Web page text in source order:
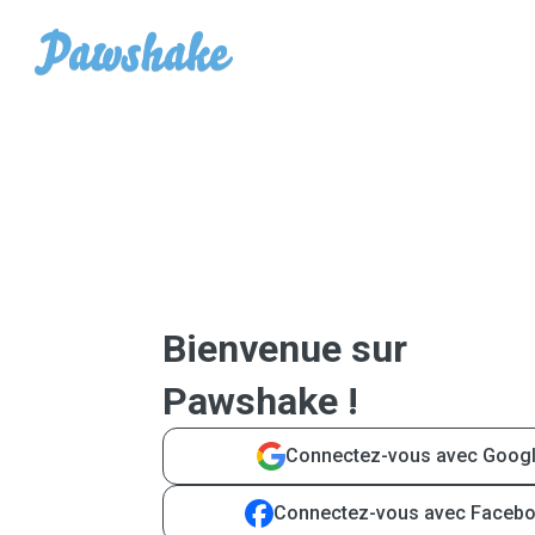
Bienvenue sur
Pawshake !
Connectez-vous avec
Connectez-vous avec